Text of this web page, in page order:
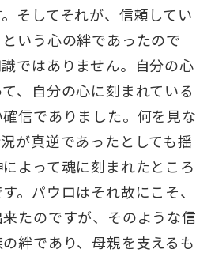
そしてそれが、信頼してい
いう心の絆であったので
ではありません。自分の心
、自分の心に刻まれている
信でありました。何を見な
が真逆であったとしても揺
よって魂に刻まれたところ
。パウロはそれ故にこそ、
たのですが、そのような信
絆であり、母親を支えるも